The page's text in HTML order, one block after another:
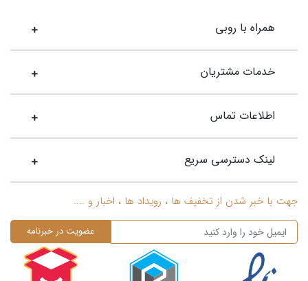
همراه با روبی
خدمات مشتریان
اطلاعات تماس
لینک دسترسی سریع
جهت با خبر شدن از تخفیف ها ، رویداد ها ، اخبار و ....